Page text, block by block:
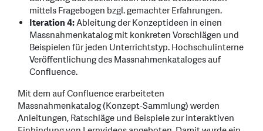
mittels Fragebogen bzgl. gemachter Erfahrungen.
Iteration 4:Ableitung der Konzeptideen in einen
Massnahmenkatalog mit konkreten Vorschlägen und
Beispielen für jeden Unterrichtstyp. Hochschulinterne
Veröffentlichung des Massnahmenkataloges auf
Confluence.
Mit dem auf Confluence erarbeiteten
Massnahmenkatalog (Konzept-Sammlung) werden
Anleitungen, Ratschläge und Beispiele zur interaktiven